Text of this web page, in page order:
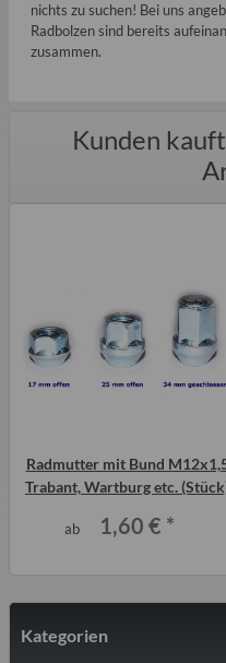
nichts zu suchen! Bei uns
Radbolzen sind bereits
zusammen.
Kunden
Radmutter mit Bund
Trabant, Wartburg etc.
ab 1,60 € *
Kategorien